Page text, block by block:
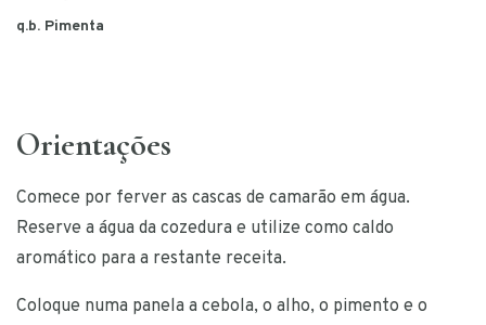
Orientações
Comece por ferver as cascas de camarão em água.
Reserve a água da cozedura e utilize como caldo
aromático para a restante receita.
Coloque numa panela a cebola, o alho, o pimento e o
q.b. Pimenta